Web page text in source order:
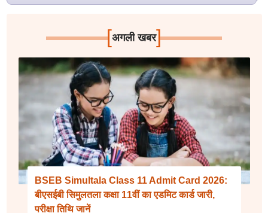
[अगली खबर]
BSEB Simultala Class 11 Admit Card 2026:
बीएसईबी सिमुलतला कक्षा 11वीं का एडमिट कार्ड जारी,
परीक्षा तिथि जानें